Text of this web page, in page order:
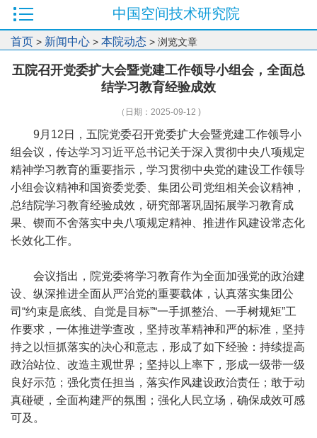
中国空间技术研究院
首页 > 新闻中心 > 本院动态 > 浏览文章
五院召开党委扩大会暨党建工作领导小组会，全面总
结学习教育经验成效
（日期：2025-09-12 )
9月12日，五院党委召开党委扩大会暨党建工作领导小
组会议，传达学习习近平总书记关于深入贯彻中央八项规定
精神学习教育的重要指示，学习贯彻中央党的建设工作领导
小组会议精神和国资委党委、集团公司党组相关会议精神，
总结院学习教育经验成效，研究部署巩固拓展学习教育成
果、锲而不舍落实中央八项规定精神、推进作风建设常态化
长效化工作。
会议指出，院党委将学习教育作为全面加强党的政治建
设、纵深推进全面从严治党的重要载体，认真落实集团公
司“约束是底线、自觉是目标”“一手抓整治、一手树规矩”工
作要求，一体推进学查改，坚持改革精神和严的标准，坚持
持之以恒抓落实的决心和意志，形成了如下经验：持续提高
政治站位、改造主观世界；坚持以上率下，形成一级带一级
良好示范；强化责任担当，落实作风建设政治责任；敢于动
真碰硬，全面构建严的氛围；强化人民立场，确保成效可感
可及。